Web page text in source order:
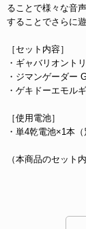
ることで様々な音
することでさらに
［セット内容］
・ギャバリオント
・ジマンゲーダー
・ゲキドーエモル
［使用電池］
・単4乾電池×1本（
（本商品のセット